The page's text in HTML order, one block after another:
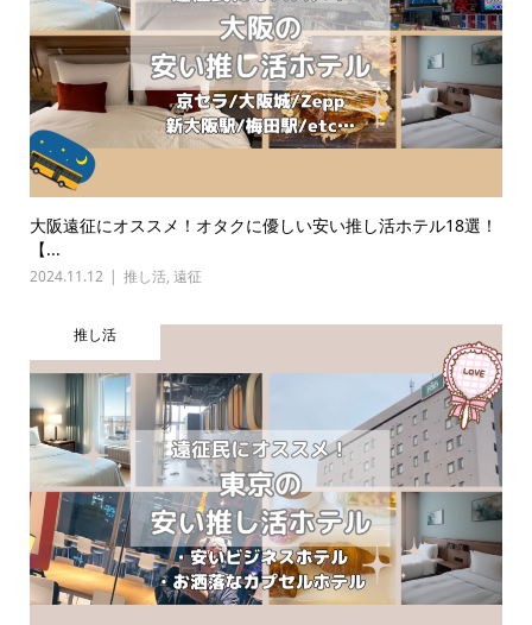
大阪遠征にオススメ！オタクに優しい安い推し活ホテル18選！
【...
2024.11.12 推し活, 遠征
推し活